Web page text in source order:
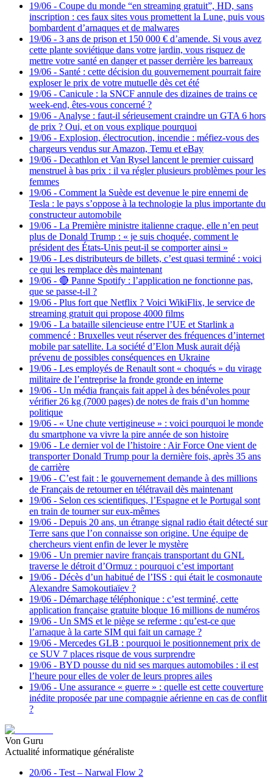
19/06 - Coupe du monde “en streaming gratuit”, HD, sans
inscription : ces faux sites vous promettent la Lune, puis vous
bombardent d’arnaques et de malwares
19/06 - 3 ans de prison et 150 000 € d’amende. Si vous avez
cette plante soviétique dans votre jardin, vous risquez de
mettre votre santé en danger et passer derrière les barreaux
19/06 - Santé : cette décision du gouvernement pourrait faire
exploser le prix de votre mutuelle dès cet été
19/06 - Canicule : la SNCF annule des dizaines de trains ce
week-end, êtes-vous concerné ?
19/06 - Analyse : faut-il sérieusement craindre un GTA 6 hors
de prix ? Oui, et on vous explique pourquoi
19/06 - Explosion, électrocution, incendie : méfiez-vous des
chargeurs vendus sur Amazon, Temu et eBay
19/06 - Decathlon et Van Rysel lancent le premier cuissard
menstruel à bas prix : il va régler plusieurs problèmes pour les
femmes
19/06 - Comment la Suède est devenue le pire ennemi de
Tesla : le pays s’oppose à la technologie la plus importante du
constructeur automobile
19/06 - La Première ministre italienne craque, elle n’en peut
plus de Donald Trump : « je suis choquée, comment le
président des États-Unis peut-il se comporter ainsi »
19/06 - Les distributeurs de billets, c’est quasi terminé : voici
ce qui les remplace dès maintenant
19/06 - 🔴 Panne Spotify : l’application ne fonctionne pas,
que se passe-t-il ?
19/06 - Plus fort que Netflix ? Voici WikiFlix, le service de
streaming gratuit qui propose 4000 films
19/06 - La bataille silencieuse entre l’UE et Starlink a
commencé : Bruxelles veut réserver des fréquences d’internet
mobile par satellite. La société d’Elon Musk aurait déjà
prévenu de possibles conséquences en Ukraine
19/06 - Les employés de Renault sont « choqués » du virage
militaire de l’entreprise la fronde gronde en interne
19/06 - Un média français fait appel à des bénévoles pour
vérifier 26 kg (7000 pages) de notes de frais d’un homme
politique
19/06 - « Une chute vertigineuse » : voici pourquoi le monde
du smartphone va vivre la pire année de son histoire
19/06 - Le dernier vol de l’histoire : Air Force One vient de
transporter Donald Trump pour la dernière fois, après 35 ans
de carrière
19/06 - C’est fait : le gouvernement demande à des millions
de Français de retourner en télétravail dès maintenant
19/06 - Selon ces scientifiques, l’Espagne et le Portugal sont
en train de tourner sur eux-mêmes
19/06 - Depuis 20 ans, un étrange signal radio était détecté sur
Terre sans que l’on connaisse son origine. Une équipe de
chercheurs vient enfin de lever le mystère
19/06 - Un premier navire français transportant du GNL
traverse le détroit d’Ormuz : pourquoi c’est important
19/06 - Décès d’un habitué de l’ISS : qui était le cosmonaute
Alexandre Samokoutiaïev ?
19/06 - Démarchage téléphonique : c’est terminé, cette
application française gratuite bloque 16 millions de numéros
19/06 - Un SMS et le piège se referme : qu’est-ce que
l’arnaque à la carte SIM qui fait un carnage ?
19/06 - Mercedes GLB : pourquoi le positionnement prix de
ce SUV 7 places risque de vous surprendre
19/06 - BYD pousse du nid ses marques automobiles : il est
l’heure pour elles de voler de leurs propres ailes
19/06 - Une assurance « guerre » : quelle est cette couverture
inédite proposée par une compagnie aérienne en cas de conflit
?
Von Guru
Actualité informatique généraliste
20/06 - Test – Narwal Flow 2